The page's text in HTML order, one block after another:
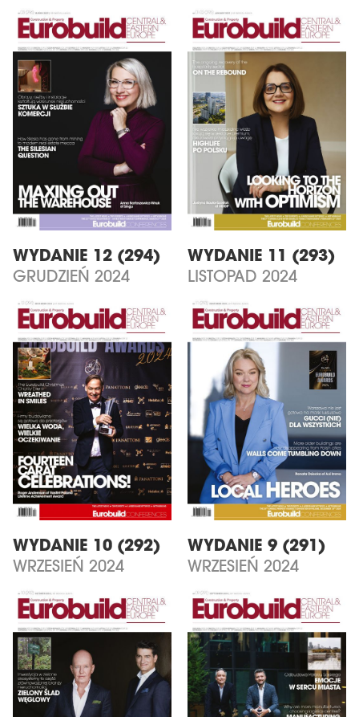
WYDANIE 12 (294)
GRUDZIEŃ 2024
WYDANIE 11 (293)
LISTOPAD 2024
WYDANIE 10 (292)
WRZESIEŃ 2024
WYDANIE 9 (291)
WRZESIEŃ 2024